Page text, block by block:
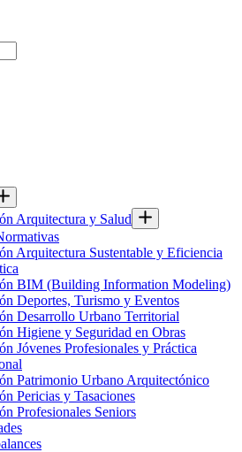
Arquitectura y Salud
Arquitectura Sustentable y Eficiencia
BIM (Building Information Modeling)
Deportes, Turismo y Eventos
Desarrollo Urbano Territorial
Higiene y Seguridad en Obras
Jóvenes Profesionales y Práctica
Patrimonio Urbano Arquitectónico
Pericias y Tasaciones
Profesionales Seniors